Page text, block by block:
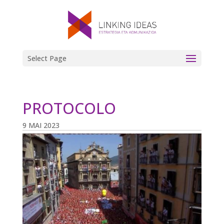
Select Page
PROTOCOLO
9 MAI 2023